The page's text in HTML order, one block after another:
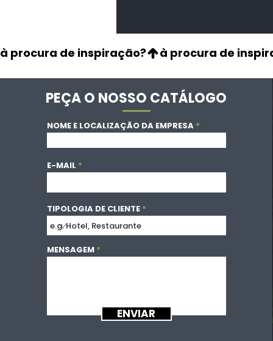
à procura de inspiração?
PEÇA O NOSSO CATÁLOGO
NOME E LOCALIZAÇÃO DA EMPRESA
E-MAIL
TIPOLOGIA DE CLIENTE
MENSAGEM
ENVIAR